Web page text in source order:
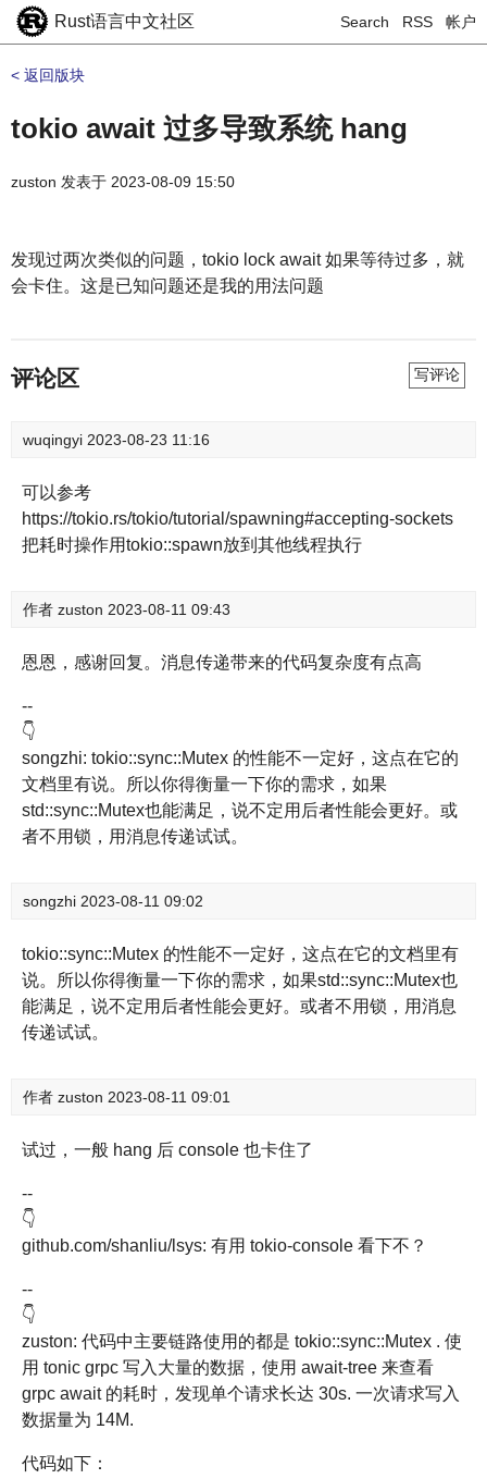
Rust语言中文社区 Search RSS 帐户
< 返回版块
tokio await 过多导致系统 hang
zuston 发表于 2023-08-09 15:50
发现过两次类似的问题，tokio lock await 如果等待过多，就
会卡住。这是已知问题还是我的用法问题
评论区 写评论
wuqingyi 2023-08-23 11:16
可以参考
https://tokio.rs/tokio/tutorial/spawning#accepting-sockets
把耗时操作用tokio::spawn放到其他线程执行
作者 zuston 2023-08-11 09:43
恩恩，感谢回复。消息传递带来的代码复杂度有点高
--
👇
songzhi: tokio::sync::Mutex 的性能不一定好，这点在它的
文档里有说。所以你得衡量一下你的需求，如果
std::sync::Mutex也能满足，说不定用后者性能会更好。或
者不用锁，用消息传递试试。
songzhi 2023-08-11 09:02
tokio::sync::Mutex 的性能不一定好，这点在它的文档里有
说。所以你得衡量一下你的需求，如果std::sync::Mutex也
能满足，说不定用后者性能会更好。或者不用锁，用消息
传递试试。
作者 zuston 2023-08-11 09:01
试过，一般 hang 后 console 也卡住了
--
👇
github.com/shanliu/lsys: 有用 tokio-console 看下不？
--
👇
zuston: 代码中主要链路使用的都是 tokio::sync::Mutex . 使
用 tonic grpc 写入大量的数据，使用 await-tree 来查看
grpc await 的耗时，发现单个请求长达 30s. 一次请求写入
数据量为 14M.
代码如下：